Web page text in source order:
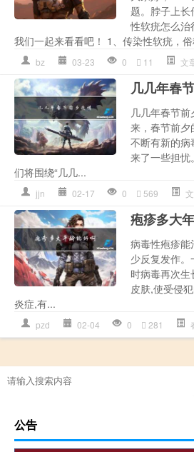
题。脖子上长
性软疣怎么治
我们一起来看看吧！ 1、传染性软疣，
bz 03-23 0 11 文
几几年春
几几年春节
来，春节前夕
不断有新的病
来了一些担
们将围绕“几几...
jjn 02-17 0 569
疱疹多大
病毒性疱疹
少反复发作
时病毒再次
皮肤,使受侵
炎症,有...
pzd 02-04 0 281
公告